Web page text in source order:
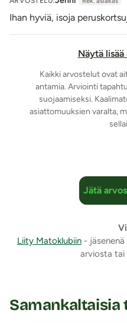
Ihan hyviä, isoja
Näytä
Kaikki arvostelut ovat
antamia. Arviointi
suojaamiseksi.
asiattomuuksien varalta,
Jätä
Liity Matoklubiin - jäsenenä
arviosta tai
Samankaltaisia